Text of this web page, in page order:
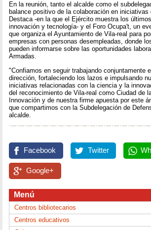
En la reunión, tanto el alcalde como el
balance positivo de la colaboración en iniciativas
Destaca -en la que el Ejército muestra los
innovación y tecnología- y el Foro Ocupa't, un
que organiza el Ayuntamiento de Vila-real para
empresas con personas desempleadas, donde
pueden informarse sobre las oportunidades
Armadas.
"Confiamos en seguir trabajando conjuntamente
dirección, fortaleciendo los lazos e impulsando
iniciativas relacionadas con la ciencia y la
del reconocimiento de Vila-real como Ciudad de
Innovación y de nuestra firme apuesta por este
que compartimos con la Subdelegación de
alcalde.
Facebook Twitter
Google+
Menú
Centros bibliotecarios
Centros educativos